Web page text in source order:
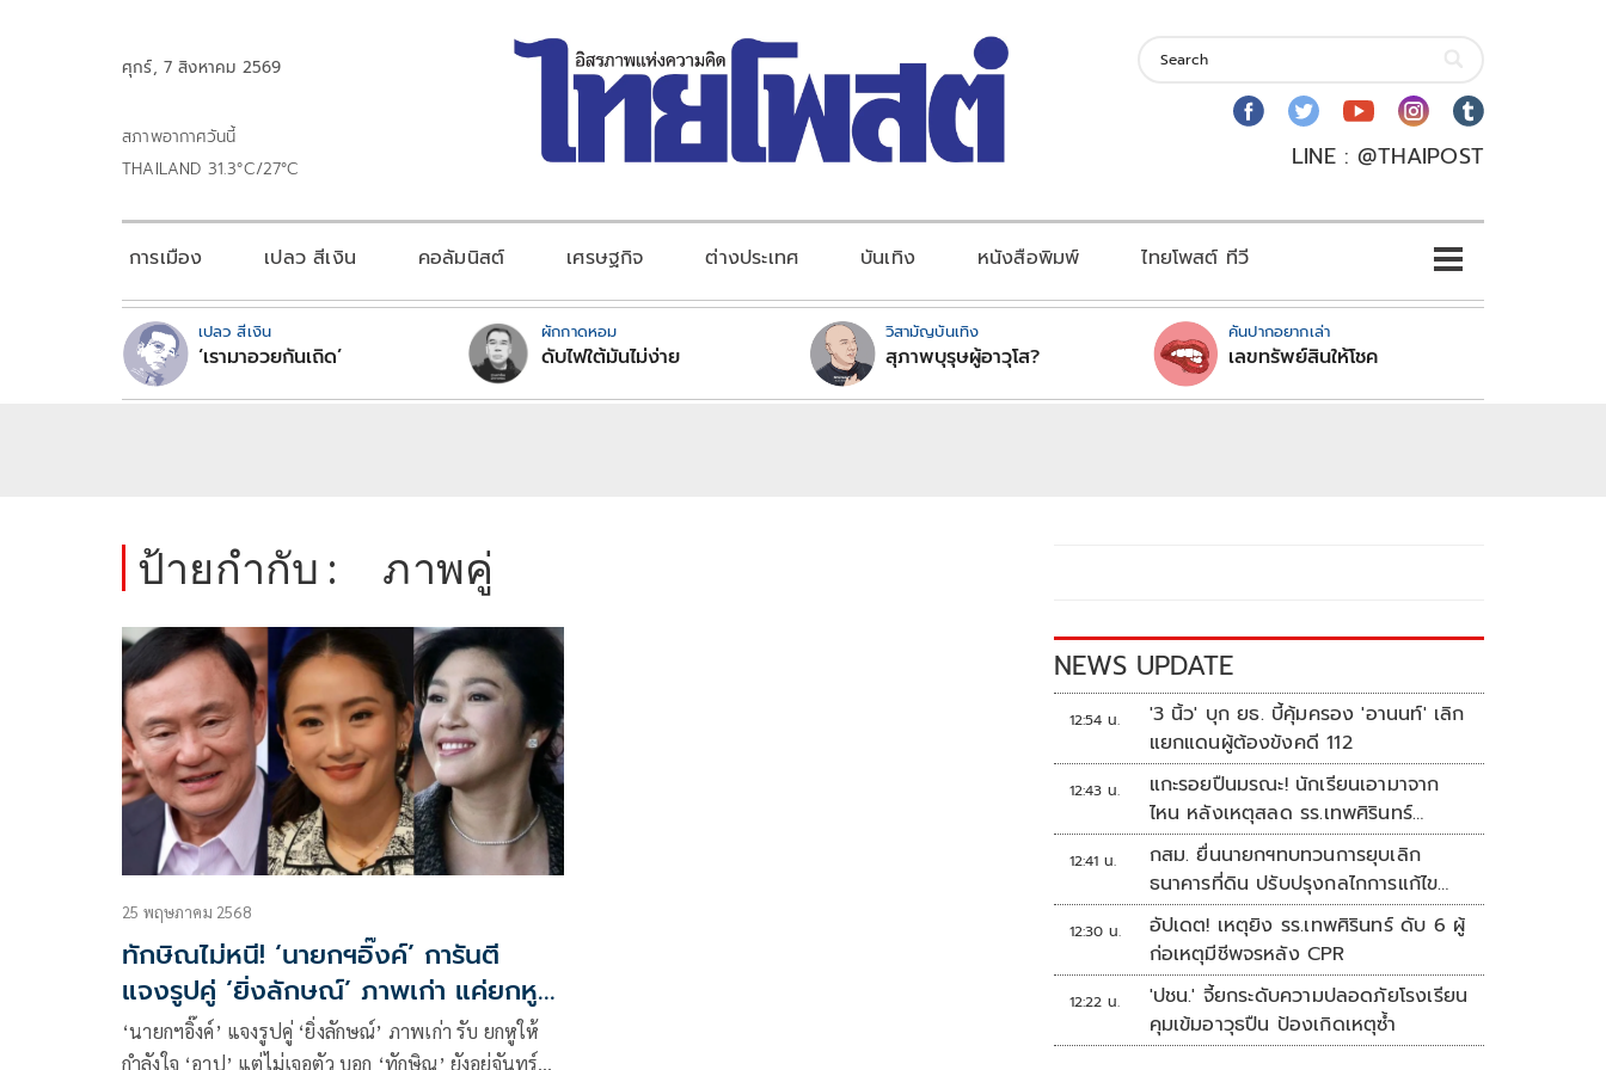
ศุกร์, 7 สิงหาคม 2569
สภาพอากาศวันนี้
THAILAND 31.3°C/27°C
LINE : @THAIPOST
การเมือง เปลว สีเงิน คอลัมนิสต์ เศรษฐกิจ ต่างประเทศ บันเทิง หนังสือพิมพ์ ไทยโพสต์ ทีวี
เปลว สีเงิน
‘เรามาอวยกันเถิด’
ผักกาดหอม
ดับไฟใต้มันไม่ง่าย
วิสามัญบันเทิง
สุภาพบุรุษผู้อาวุโส?
คันปากอยากเล่า
เลขทรัพย์สินให้โชค
ป้ายกำกับ : ภาพคู่
25 พฤษภาคม 2568
ทักษิณไม่หนี! ‘นายกฯอิ๊งค์’ การันตี
แจงรูปคู่ ‘ยิ่งลักษณ์’ ภาพเก่า แค่ยกหูให้
กำลังใจไม่เจอตัว
‘นายกฯอิ๊งค์’ แจงรูปคู่ ‘ยิ่งลักษณ์’ ภาพเก่า รับ ยกหูให้
กำลังใจ ‘อาปู’ แต่ไม่เจอตัว บอก ‘ทักษิณ’ ยังอยู่จันทร์
NEWS UPDATE
12:54 น.
'3 นิ้ว' บุก ยธ. บี้คุ้มครอง 'อานนท์' เลิก
แยกแดนผู้ต้องขังคดี 112
12:43 น.
แกะรอยปืนมรณะ! นักเรียนเอามาจาก
ไหน หลังเหตุสลด รร.เทพศิรินทร์
นนทบุรี
12:41 น.
กสม. ยื่นนายกฯทบทวนการยุบเลิก
ธนาคารที่ดิน ปรับปรุงกลไกการแก้ไข
ปัญหาความเหลื่อมล้ำ
12:30 น.
อัปเดต! เหตุยิง รร.เทพศิรินทร์ ดับ 6 ผู้
ก่อเหตุมีชีพจรหลัง CPR
12:22 น.
'ปชน.' จี้ยกระดับความปลอดภัยโรงเรียน
คุมเข้มอาวุธปืน ป้องเกิดเหตุซ้ำ